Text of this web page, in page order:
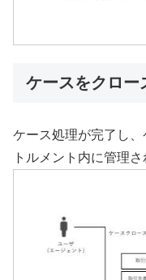
ケースをクロー
ケース処理が完了し
トルメント内に管理